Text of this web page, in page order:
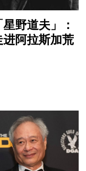
野道夫」：
阿拉斯加荒